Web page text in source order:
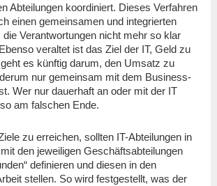
Abteilungen koordiniert. Dieses Verfahren
einen gemeinsamen und integrierten
Verantwortungen nicht mehr so klar
veraltet ist das Ziel der IT, Geld zu
es künftig darum, den Umsatz zu
nur gemeinsam mit dem Business-
Wer nur dauerhaft an oder mit der IT
am falschen Ende.
zu erreichen, sollten IT-Abteilungen in
den jeweiligen Geschäftsabteilungen
definieren und diesen in den
stellen. So wird festgestellt, was der